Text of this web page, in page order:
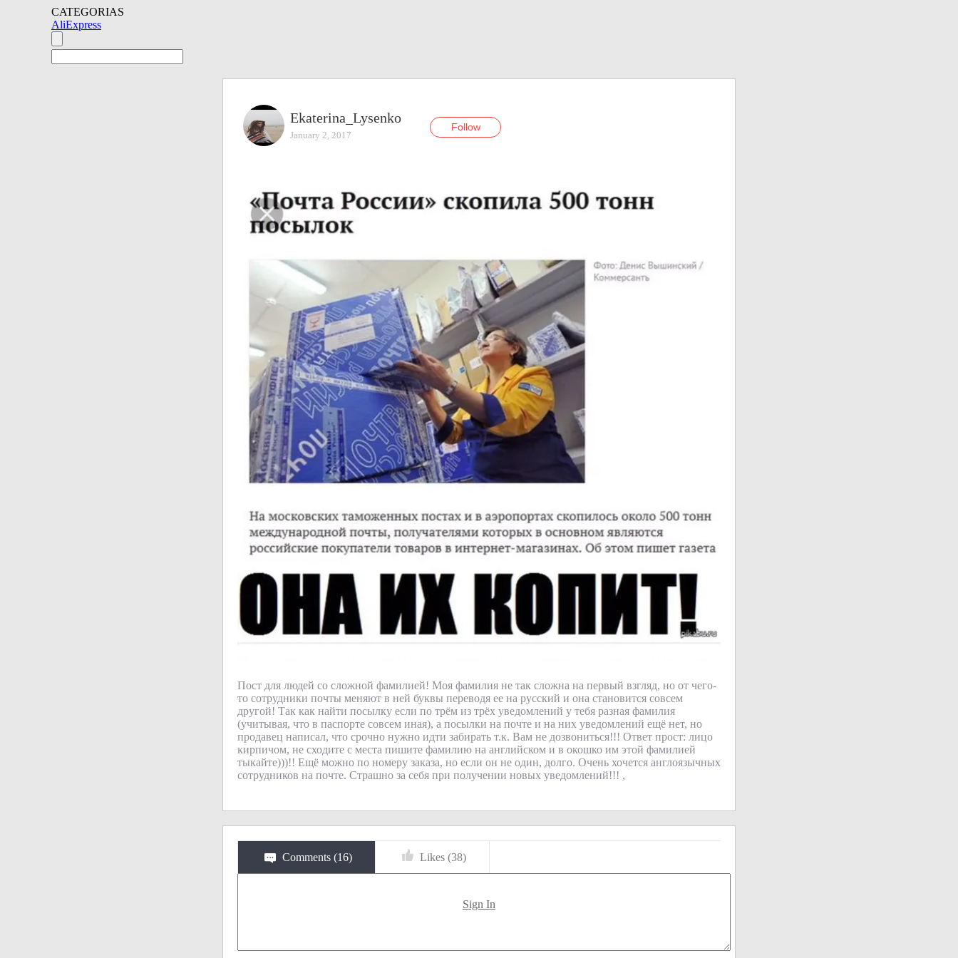
CATEGORIAS
AliExpress
Ekaterina_Lysenko
January 2, 2017
Follow
Пост для людей со сложной фамилией! Моя фамилия не так сложна на первый взгляд, но от чего-
то сотрудники почты меняют в ней буквы переводя ее на русский и она становится совсем
другой! Так как найти посылку если по трём из трёх уведомлений у тебя разная фамилия
(учитывая, что в паспорте совсем иная), а посылки на почте и на них уведомлений ещё нет, но
продавец написал, что срочно нужно идти забирать т.к. Вам не дозвониться!!! Ответ прост: лицо
кирпичом, не сходите с места пишите фамилию на английском и в окошко им этой фамилией
тыкайте)))!! Ещё можно по номеру заказа, но если он не один, долго. Очень хочется англоязычных
сотрудников на почте. Страшно за себя при получении новых уведомлений!!! ,
Comments (16) Likes (38)
Sign In